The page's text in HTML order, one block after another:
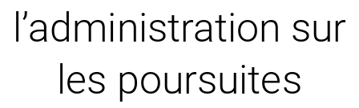
l’administration sur
les poursuites